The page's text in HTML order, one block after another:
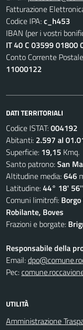
Fatturazione
Codice IPA:c_h453
IBAN (per i vostri
IT 40 C 03599 01800
Conto Corrente
11000122
DATI TERRITORIALI
Codice ISTAT:004192
Abitanti: 2.597 al
Superficie: 19,15
Santo patrono:San
Altitudine media:646
Latitudine:44° 18' 56''
Comuni limitrofi:
Robilante, Boves
Frazioni e borgate:
Responsabile della
Email:
Pec:
UTILITÀ
Amministrazione